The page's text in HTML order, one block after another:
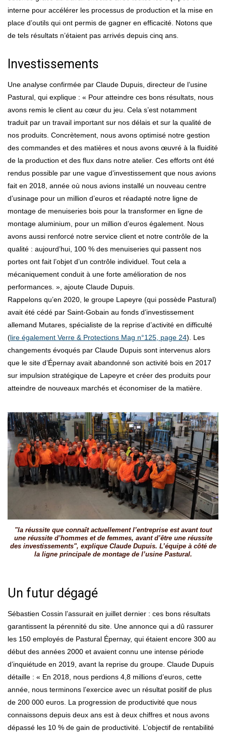
interne pour accélérer les processus de production et la mise en
place d’outils qui ont permis de gagner en efficacité. Notons que
de tels résultats n’étaient pas arrivés depuis cinq ans.
Investissements
Une analyse confirmée par Claude Dupuis, directeur de l’usine
Pastural, qui explique : « Pour atteindre ces bons résultats, nous
avons remis le client au cœur du jeu. Cela s’est notamment
traduit par un travail important sur nos délais et sur la qualité de
nos produits. Concrètement, nous avons optimisé notre gestion
des commandes et des matières et nous avons œuvré à la fluidité
de la production et des flux dans notre atelier. Ces efforts ont été
rendus possible par une vague d’investissement que nous avions
fait en 2018, année où nous avions installé un nouveau centre
d’usinage pour un million d’euros et réadapté notre ligne de
montage de menuiseries bois pour la transformer en ligne de
montage aluminium, pour un million d’euros également. Nous
avons aussi renforcé notre service client et notre contrôle de la
qualité : aujourd’hui, 100 % des menuiseries qui passent nos
portes ont fait l’objet d’un contrôle individuel. Tout cela a
mécaniquement conduit à une forte amélioration de nos
performances. », ajoute Claude Dupuis.
Rappelons qu’en 2020, le groupe Lapeyre (qui possède Pastural)
avait été cédé par Saint-Gobain au fonds d’investissement
allemand Mutares, spécialiste de la reprise d’activité en difficulté
(lire également Verre & Protections Mag n°125, page 24). Les
changements évoqués par Claude Dupuis sont intervenus alors
que le site d’Épernay avait abandonné son activité bois en 2017
sur impulsion stratégique de Lapeyre et créer des produits pour
atteindre de nouveaux marchés et économiser de la matière.
"la réussite que connaît actuellement l’entreprise est avant tout
une réussite d’hommes et de femmes, avant d’être une réussite
des investissements", explique Claude Dupuis. L’équipe à côté de
la ligne principale de montage de l’usine Pastural.
Un futur dégagé
Sébastien Cossin l’assurait en juillet dernier : ces bons résultats
garantissent la pérennité du site. Une annonce qui a dû rassurer
les 150 employés de Pastural Épernay, qui étaient encore 300 au
début des années 2000 et avaient connu une intense période
d’inquiétude en 2019, avant la reprise du groupe. Claude Dupuis
détaille : « En 2018, nous perdions 4,8 millions d’euros, cette
année, nous terminons l’exercice avec un résultat positif de plus
de 200 000 euros. La progression de productivité que nous
connaissons depuis deux ans est à deux chiffres et nous avons
dépassé les 10 % de gain de productivité. L’objectif de rentabilité